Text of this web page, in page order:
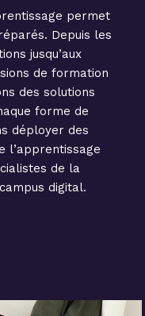
permet
Depuis les
jusqu’aux
de formation
des solutions
forme de
déployer des
l’apprentissage
de la
digital.